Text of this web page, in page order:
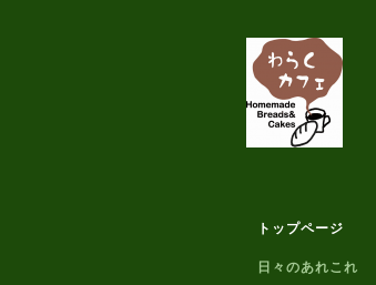
トップページ
日々のあれこれ